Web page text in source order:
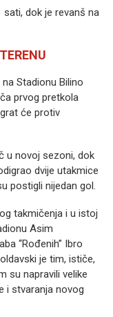
dok je revanš na
Stadionu Bilino
prvog pretkola
će protiv
u novoj sezoni, dok
dvije utakmice
postigli nijedan gol.
takmičenja i u istoj
Asim
“Rođenih” Ibro
je tim, ističe,
su napravili velike
i stvaranja novog